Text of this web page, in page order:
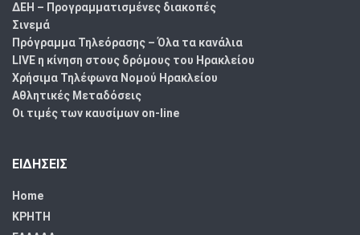
ΔΕΗ – Προγραμματισμένες διακοπές
Σινεμά
Πρόγραμμα Τηλεόρασης – Όλα τα κανάλια
LIVE η κίνηση στους δρόμους του Ηρακλείου
Χρήσιμα Τηλέφωνα Νομού Ηρακλείου
Αθλητικές Μεταδόσεις
Οι τιμές των καυσίμων on-line
ΕΙΔΗΣΕΙΣ
Home
ΚΡΗΤΗ